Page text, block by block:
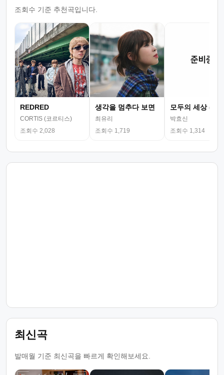
조회수 기준 추천곡입니다.
REDRED
CORTIS (코르티스)
조회수 2,028
생각을 멈추다 보면
최유리
조회수 1,719
모두의 세상 (뮤
박효신
조회수 1,314
최신곡
발매월 기준 최신곡을 빠르게 확인해보세요.